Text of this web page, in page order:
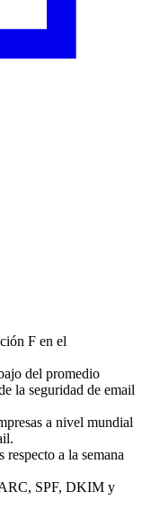
F en el
del promedio
la seguridad de email
a nivel mundial
a la semana
SPF, DKIM y